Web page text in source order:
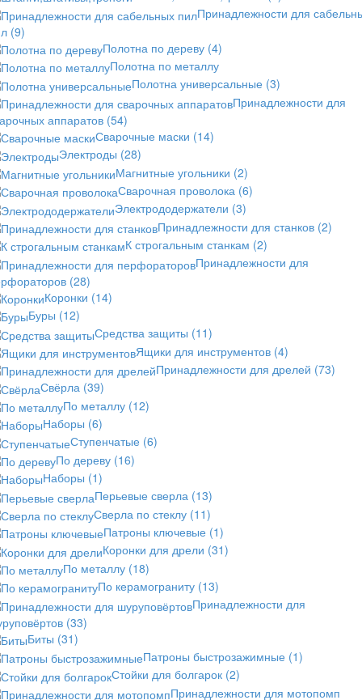
Принадлежности для
(9)
Полотна по дереву (4)
Полотна по металлу
Полотна универсальные (3)
Принадлежности для
аппаратов (54)
Сварочные маски (14)
Электроды (28)
Магнитные угольники (2)
Сварочная проволока (6)
Электрододержатели (3)
Принадлежности для станков (2)
К строгальным станкам (2)
Принадлежности для
(28)
Коронки (14)
Буры (12)
Средства защиты (11)
Ящики для инструментов (4)
Принадлежности для дрелей (73)
Свёрла (39)
По металлу (12)
Наборы (6)
Ступенчатые (6)
По дереву (16)
Наборы (1)
Перьевые сверла (13)
Сверла по стеклу (11)
Патроны ключевые (1)
Коронки для дрели (31)
По металлу (18)
По керамограниту (13)
Принадлежности для
(33)
Биты (31)
Патроны быстрозажимные (1)
Стойки для болгарок (2)
Принадлежности для мотопомп